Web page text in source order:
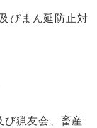
びまん延防止対
び猟友会、畜産